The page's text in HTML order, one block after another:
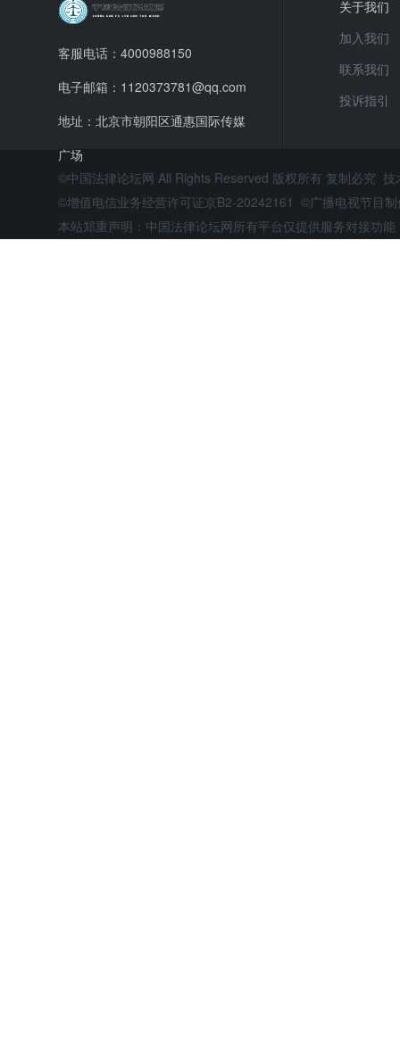
客服电话：4000988150
电子邮箱：1120373781@qq.com
地址：北京市朝阳区通惠国际传媒
广场
关于我们
加入我们
联系我们
投诉指引
©中国法律论坛网 All Rights Reserved 版权所有 复制必究 技
©增值电信业务经营许可证京B2-20242161 ©广播电视节目
本站郑重声明：中国法律论坛网所有平台仅提供服务对接功